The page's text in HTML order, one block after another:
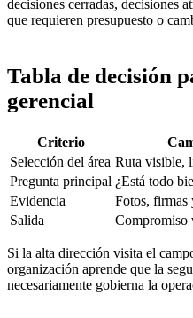
decisiones cerradas, decisiones
que requieren presupuesto o
Tabla de decisión
gerencial
Criterio
Selección del área Ruta visible,
Pregunta principal ¿Está todo
Evidencia
Fotos, firmas
Salida
Compromiso
Si la alta dirección visita el
organización aprende que la
necesariamente gobierna la